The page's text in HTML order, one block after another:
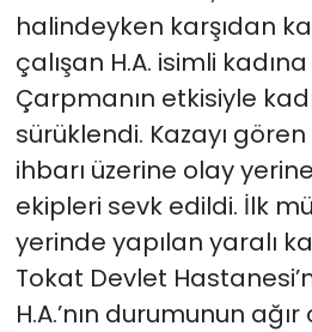
halindeyken karşıdan
çalışan H.A. isimli
Çarpmanın etkisiyle
sürüklendi. Kazayı
ihbarı üzerine olay
ekipleri sevk edildi. İlk
yerinde yapılan yaralı
Tokat Devlet
H.A.’nın durumunun